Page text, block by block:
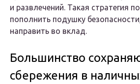
и развлечений. Такая стратегия
пополнить подушку
направить во вклад.
Большинство
сбережения в